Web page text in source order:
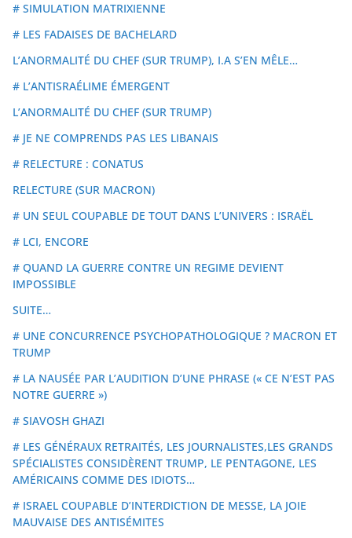
# SIMULATION MATRIXIENNE
# LES FADAISES DE BACHELARD
L’ANORMALITÉ DU CHEF (SUR TRUMP), I.A S’EN MÊLE…
# L’ANTISRAÉLIME ÉMERGENT
L’ANORMALITÉ DU CHEF (SUR TRUMP)
# JE NE COMPRENDS PAS LES LIBANAIS
# RELECTURE : CONATUS
RELECTURE (SUR MACRON)
# UN SEUL COUPABLE DE TOUT DANS L’UNIVERS : ISRAËL
# LCI, ENCORE
# QUAND LA GUERRE CONTRE UN REGIME DEVIENT
IMPOSSIBLE
SUITE…
# UNE CONCURRENCE PSYCHOPATHOLOGIQUE ? MACRON ET
TRUMP
# LA NAUSÉE PAR L’AUDITION D’UNE PHRASE (« CE N’EST PAS
NOTRE GUERRE »)
# SIAVOSH GHAZI
# LES GÉNÉRAUX RETRAITÉS, LES JOURNALISTES,LES GRANDS
SPÉCIALISTES CONSIDÈRENT TRUMP, LE PENTAGONE, LES
AMÉRICAINS COMME DES IDIOTS…
# ISRAEL COUPABLE D’INTERDICTION DE MESSE, LA JOIE
MAUVAISE DES ANTISÉMITES